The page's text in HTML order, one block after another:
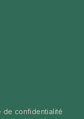
de confidentialité